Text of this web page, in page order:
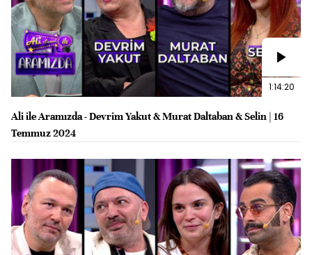
1:14:20
Ali ile Aramızda - Devrim Yakut & Murat Daltaban & Selin | 16
Temmuz 2024